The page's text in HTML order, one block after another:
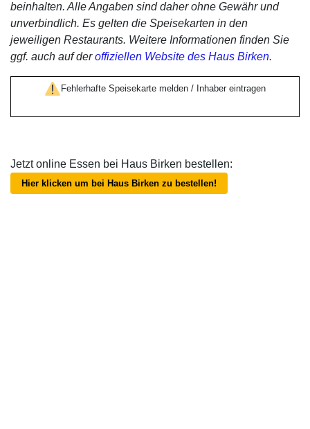
beinhalten. Alle Angaben sind daher ohne Gewähr und
unverbindlich. Es gelten die Speisekarten in den
jeweiligen Restaurants. Weitere Informationen finden Sie
ggf. auch auf deroffiziellen Website des Haus Birken.
Fehlerhafte Speisekarte melden / Inhaber eintragen
Jetzt online Essen bei Haus Birken bestellen:
Hier klicken um bei Haus Birken zu bestellen!